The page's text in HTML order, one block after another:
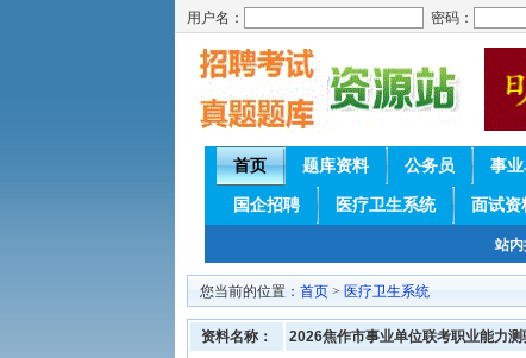
用户名： 密码：
首页 题库资料 公务员 事
国企招聘 医疗卫生系统 面试资
站内
您当前的位置： 首页 > 医疗卫生系统
资料名称： 2026焦作市事业单位联考职业能力